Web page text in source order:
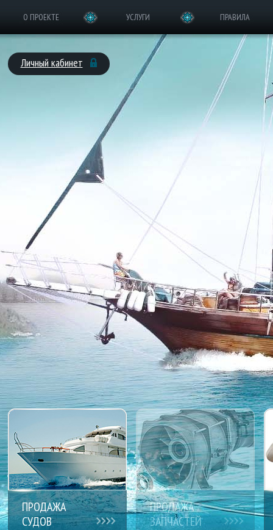
О ПРОЕКТЕ УСЛУГИ ПРАВИЛА
Личный кабинет
ПРОДАЖА
СУДОВ
ПРОДАЖА
ЗАПЧАСТЕЙ